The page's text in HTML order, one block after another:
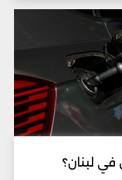
في لبنان؟